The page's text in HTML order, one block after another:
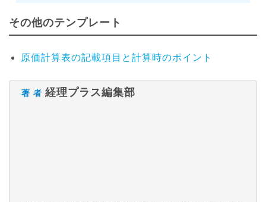
その他のテンプレート
原価計算表の記載項目と計算時のポイント
著 者 経理プラス編集部